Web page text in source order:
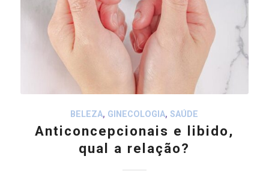
BELEZA, GINECOLOGIA,SAÚDE
Anticoncepcionais e libido,
qual a relação?